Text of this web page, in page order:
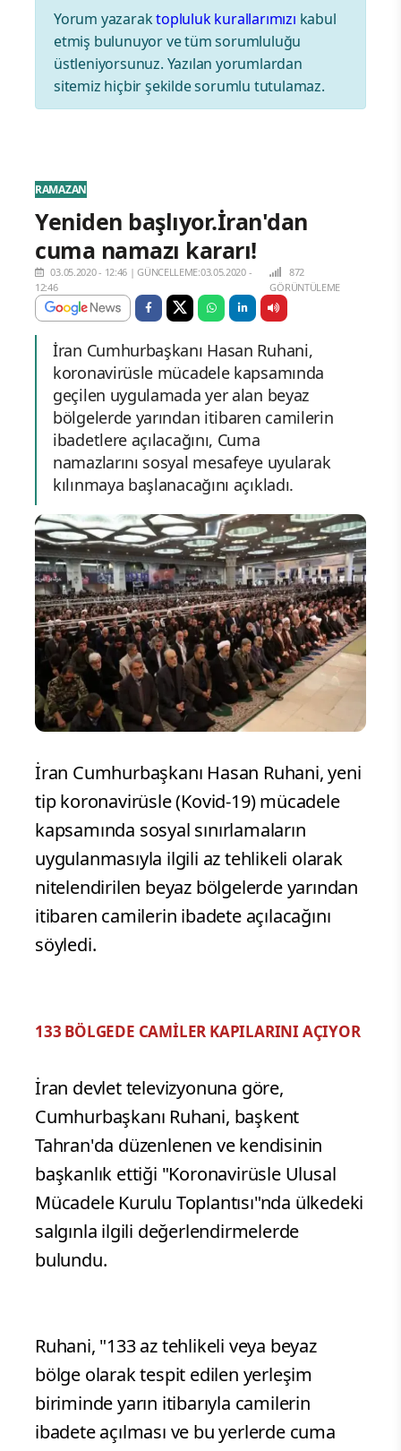
Yorum yazaraktopluluk kurallarımızı kabul
etmiş bulunuyor ve tüm sorumluluğu
üstleniyorsunuz. Yazılan yorumlardan
sitemiz hiçbir şekilde sorumlu tutulamaz.
RAMAZAN
Yeniden başlıyor.İran'dan
cuma namazı kararı!
03.05.2020 - 12:46 |GÜNCELLEME:03.05.2020 -
12:46
872
GÖRÜNTÜLEME
İran Cumhurbaşkanı Hasan Ruhani,
koronavirüsle mücadele kapsamında
geçilen uygulamada yer alan beyaz
bölgelerde yarından itibaren camilerin
ibadetlere açılacağını, Cuma
namazlarını sosyal mesafeye uyularak
kılınmaya başlanacağını açıkladı.
İran Cumhurbaşkanı Hasan Ruhani, yeni
tip koronavirüsle (Kovid-19) mücadele
kapsamında sosyal sınırlamaların
uygulanmasıyla ilgili az tehlikeli olarak
nitelendirilen beyaz bölgelerde yarından
itibaren camilerin ibadete açılacağını
söyledi.
133 BÖLGEDE CAMİLER KAPILARINI AÇIYOR
İran devlet televizyonuna göre,
Cumhurbaşkanı Ruhani, başkent
Tahran'da düzenlenen ve kendisinin
başkanlık ettiği "Koronavirüsle Ulusal
Mücadele Kurulu Toplantısı"nda ülkedeki
salgınla ilgili değerlendirmelerde
bulundu.
Ruhani, "133 az tehlikeli veya beyaz
bölge olarak tespit edilen yerleşim
biriminde yarın itibarıyla camilerin
ibadete açılması ve bu yerlerde cuma